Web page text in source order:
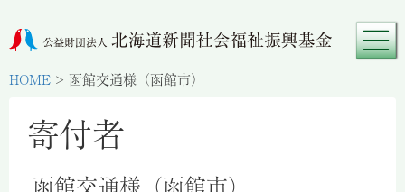
HOME > 函館交通様（函館市）
寄付者
函館交通様（函館市）